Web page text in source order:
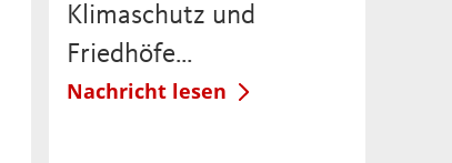
Klimaschutz und
Friedhöfe…
Nachricht lesen